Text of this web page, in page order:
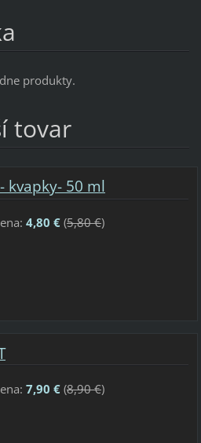
produkty.
tovar
kvapky- 50 ml
4,80 €(5,80 €)
7,90 €(8,90 €)